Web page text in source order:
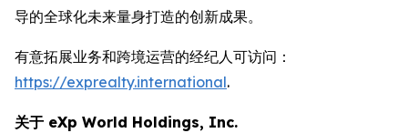
导的全球化未来量身打造的创新成果。
有意拓展业务和跨境运营的经纪人可访问：
https://exprealty.international.
关于 eXp World Holdings, Inc.